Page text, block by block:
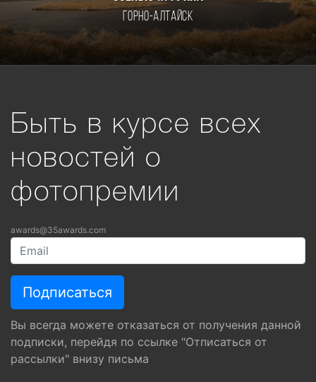
Горно-Алтайск
Быть в курсе всех
новостей о
фотопремии
awards@35awards.com
Вы всегда можете отказаться от получения данной
подписки, перейдя по ссылке "Отписаться от
рассылки" внизу письма